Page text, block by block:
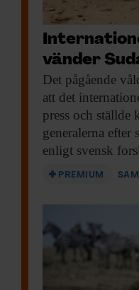
vänder
Det pågående
att det
press och ställde
generalerna
enligt svensk
PREMIUM